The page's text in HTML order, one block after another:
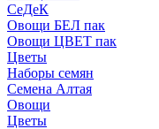
СеДеК
Овощи БЕЛ пак
Овощи ЦВЕТ пак
Цветы
Наборы семян
Семена Алтая
Овощи
Цветы